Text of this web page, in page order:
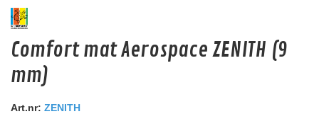
Deaf Bonce Machete 20mm2 OFC (Svart)
20mm2 kopparkabel
Snabblager 1-3 dagar
Comfort mat Aerospace ZENITH (9
mm)
Art.nr: ZENITH